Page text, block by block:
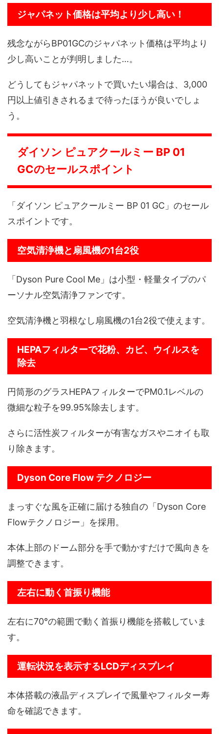
ジャパネット価格は平均より少し高い！
残念ながらBP01GCのジャパネット価格は平均より
少し高いことが判明しました…。
どうしてもジャパネットで買いたい場合は、3,000
円以上値引きされるまで待ったほうが良いでしょ
う。
ダイソン ピュアクールミー BP 01
GCのセールスポイント
「ダイソン ピュアクールミー BP 01 GC」のセール
スポイントです。
空気清浄機と扇風機の1台2役
「Dyson Pure Cool Me」は小型・軽量タイプのパ
ーソナル空気清浄ファンです。
空気清浄機と羽根なし扇風機の1台2役で使えます。
HEPAフィルターで花粉、カビ、ウイルスを
除去
円筒形のグラスHEPAフィルターでPM0.1レベルの
微細な粒子を99.95%除去します。
さらに活性炭フィルターが有害なガスやニオイも取
り除きます。
Dyson Core Flow テクノロジー
まっすぐな風を正確に届ける独自の「Dyson Core
Flowテクノロジー」を採用。
本体上部のドーム部分を手で動かすだけで風向きを
調整できます。
左右に動く首振り機能
左右に70°の範囲で動く首振り機能を搭載していま
す。
運転状況を表示するLCDディスプレイ
本体搭載の液晶ディスプレイで風量やフィルター寿
命を確認できます。